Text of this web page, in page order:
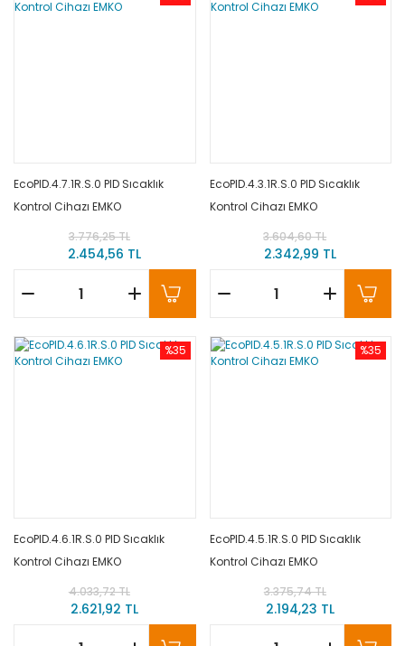
EcoPID.4.7.1R.S.0 PID Sıcaklık
Kontrol Cihazı EMKO
3.776,25 TL
2.454,56 TL
EcoPID.4.3.1R.S.0 PID Sıcaklık
Kontrol Cihazı EMKO
3.604,60 TL
2.342,99 TL
%35
EcoPID.4.6.1R.S.0 PID Sıcaklık
Kontrol Cihazı EMKO
4.033,72 TL
2.621,92 TL
%35
EcoPID.4.5.1R.S.0 PID Sıcaklık
Kontrol Cihazı EMKO
3.375,74 TL
2.194,23 TL